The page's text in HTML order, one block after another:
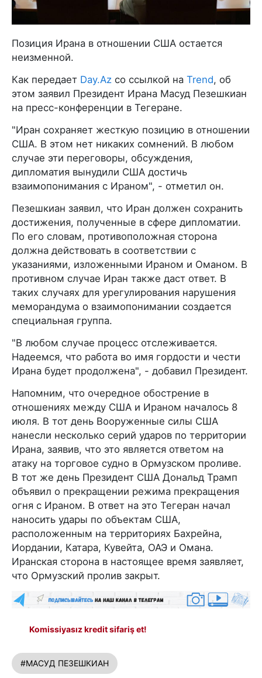
Позиция Ирана в отношении США остается
неизменной.
Как передает Day.Az со ссылкой на Trend, об
этом заявил Президент Ирана Масуд Пезешкиан
на пресс-конференции в Тегеране.
"Иран сохраняет жесткую позицию в отношении
США. В этом нет никаких сомнений. В любом
случае эти переговоры, обсуждения,
дипломатия вынудили США достичь
взаимопонимания с Ираном", - отметил он.
Пезешкиан заявил, что Иран должен сохранить
достижения, полученные в сфере дипломатии.
По его словам, противоположная сторона
должна действовать в соответствии с
указаниями, изложенными Ираном и Оманом. В
противном случае Иран также даст ответ. В
таких случаях для урегулирования нарушения
меморандума о взаимопонимании создается
специальная группа.
"В любом случае процесс отслеживается.
Надеемся, что работа во имя гордости и чести
Ирана будет продолжена", - добавил Президент.
Напомним, что очередное обострение в
отношениях между США и Ираном началось 8
июля. В тот день Вооруженные силы США
нанесли несколько серий ударов по территории
Ирана, заявив, что это является ответом на
атаку на торговое судно в Ормузском проливе.
В тот же день Президент США Дональд Трамп
объявил о прекращении режима прекращения
огня с Ираном. В ответ на это Тегеран начал
наносить удары по объектам США,
расположенным на территориях Бахрейна,
Иордании, Катара, Кувейта, ОАЭ и Омана.
Иранская сторона в настоящее время заявляет,
что Ормузский пролив закрыт.
Komissiyasız kredit sifariş et!
#МАСУД ПЕЗЕШКИАН